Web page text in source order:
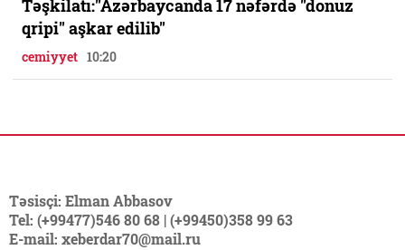
Təşkilatı:"Azərbaycanda 17 nəfərdə "donuz
qripi" aşkar edilib"
cemiyyet 10:20
Təsisçi: Elman Abbasov
Tel: (+99477)546 80 68 | (+99450)358 99 63
E-mail: xeberdar70@mail.ru